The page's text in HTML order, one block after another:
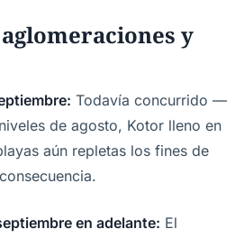
y
Todavía concurrido —
de agosto, Kotor lleno en
aún repletas los fines de
en adelante: El